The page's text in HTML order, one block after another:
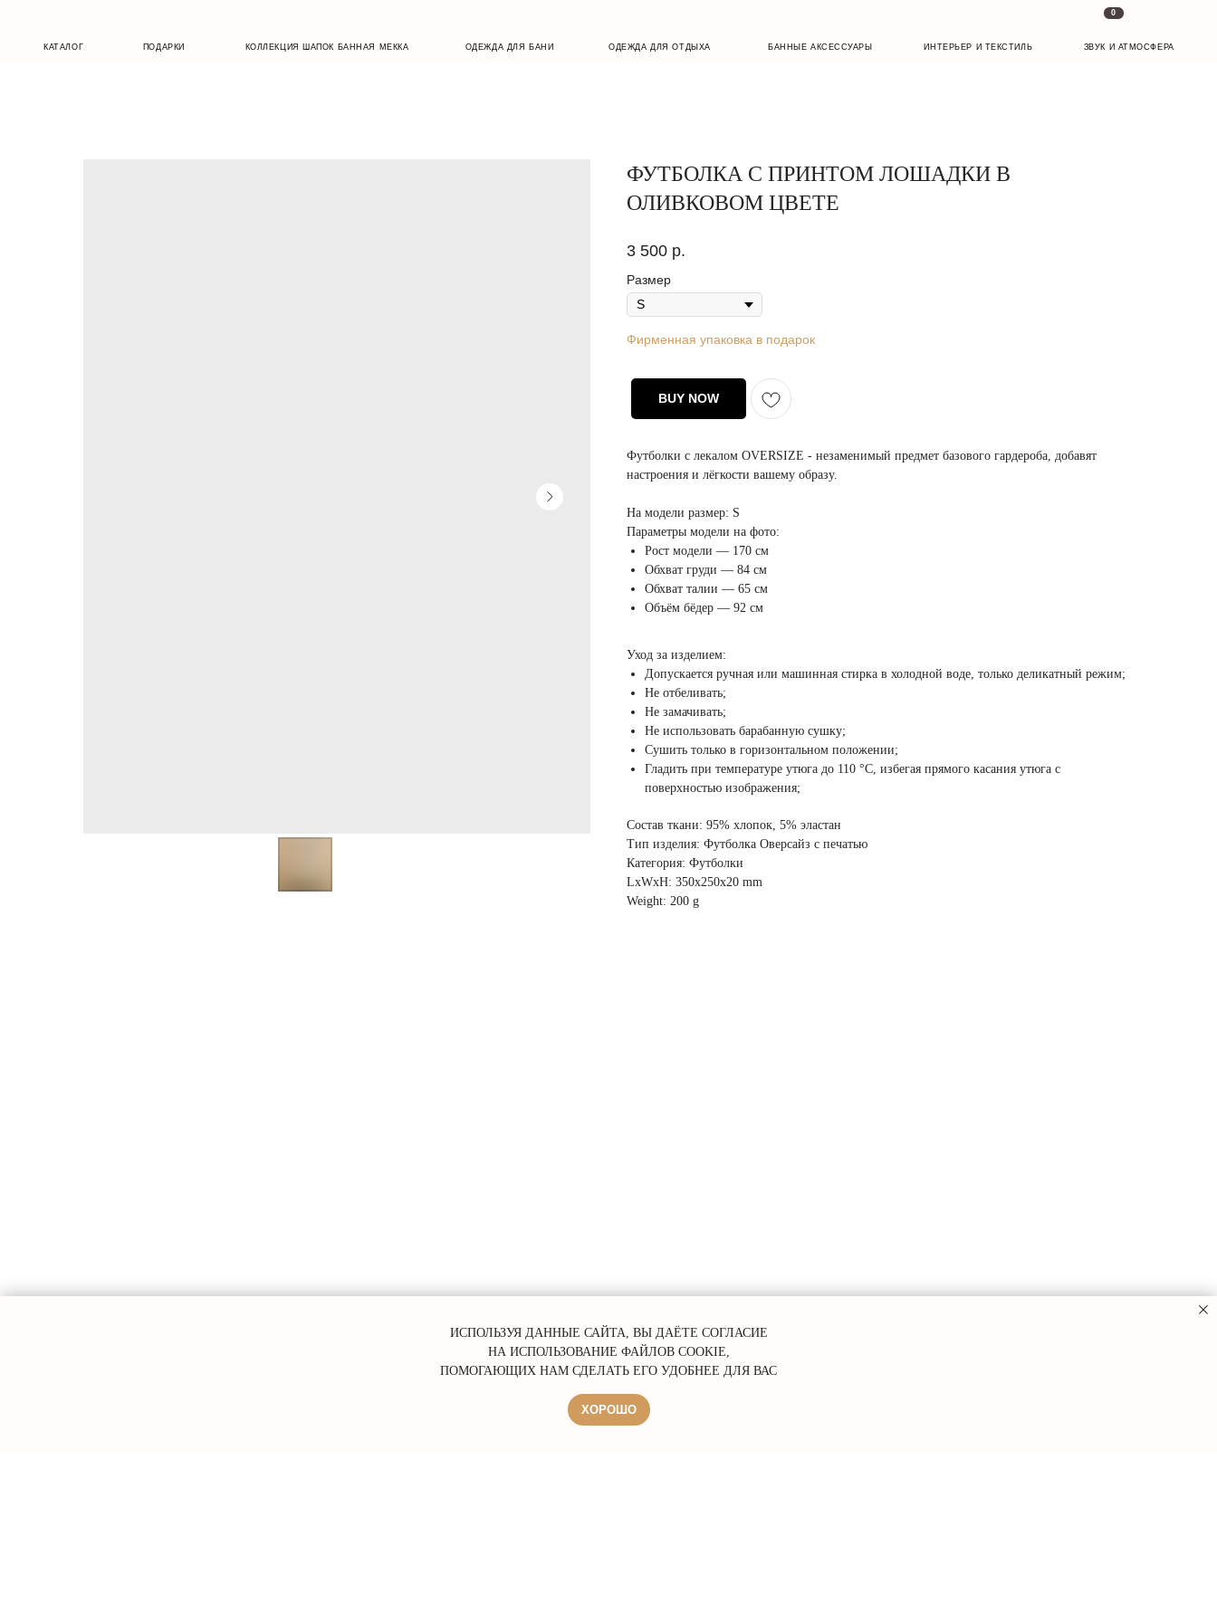
ЗВУК И АТМОСФЕРА
ИНТЕРЬЕР И ТЕКСТИЛЬ
БАННЫЕ АКСЕССУАРЫ
ОДЕЖДА ДЛЯ ОТДЫХА
ОДЕЖДА ДЛЯ БАНИ
КОЛЛЕКЦИЯ ШАПОК БАННАЯ МЕККА
ПОДАРКИ
КАТАЛОГ
ИСПОЛЬЗУЯ ДАННЫЕ САЙТА, ВЫ ДАЁТЕ СОГЛАСИЕ
НА ИСПОЛЬЗОВАНИЕ ФАЙЛОВ COOKIE,
ПОМОГАЮЩИХ НАМ СДЕЛАТЬ ЕГО УДОБНЕЕ ДЛЯ ВАС
ХОРОШО
ФУТБОЛКА С ПРИНТОМ ЛОШАДКИ В
ОЛИВКОВОМ ЦВЕТЕ
3 500 р.
Размер
Фирменная упаковка в подарок
BUY NOW
Футболки с лекалом OVERSIZE - незаменимый предмет базового гардероба, добавят
настроения и лёгкости вашему образу.
На модели размер: S
Параметры модели на фото:
Рост модели — 170 см
Обхват груди — 84 см
Обхват талии — 65 см
Объём бёдер — 92 см
Уход за изделием:
Допускается ручная или машинная стирка в холодной воде, только деликатный режим;
Не отбеливать;
Не замачивать;
Не использовать барабанную сушку;
Сушить только в горизонтальном положении;
Гладить при температуре утюга до 110 °C, избегая прямого касания утюга с
поверхностью изображения;
Состав ткани: 95% хлопок, 5% эластан
Тип изделия: Футболка Оверсайз с печатью
Категория: Футболки
LxWxH: 350x250x20 mm
Weight: 200 g